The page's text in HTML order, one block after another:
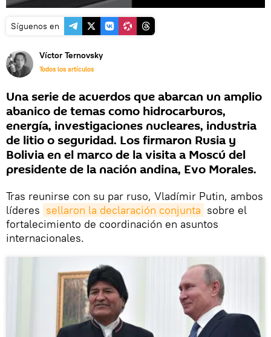
Síguenos en
Víctor Ternovsky
Todos los artículos
Una serie de acuerdos que abarcan un amplio
abanico de temas como hidrocarburos,
energía, investigaciones nucleares, industria
de litio o seguridad. Los firmaron Rusia y
Bolivia en el marco de la visita a Moscú del
presidente de la nación andina, Evo Morales.
Tras reunirse con su par ruso, Vladímir Putin, ambos
líderes sellaron la declaración conjunta sobre el
fortalecimiento de coordinación en asuntos
internacionales.